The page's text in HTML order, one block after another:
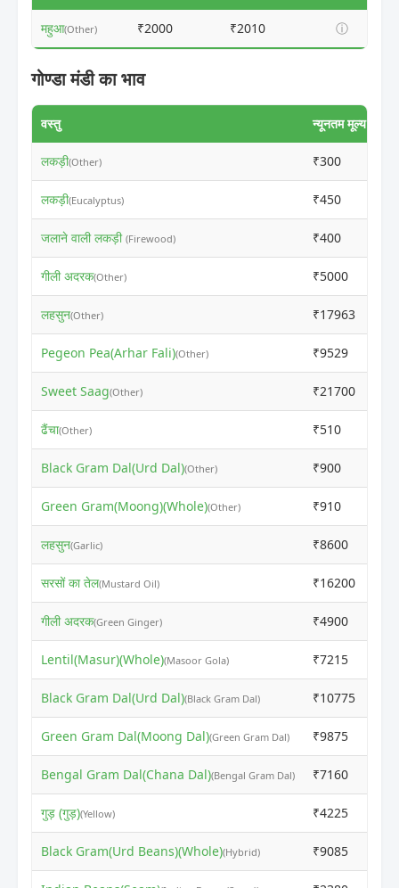
महुआ(Other) ₹2000 ₹2010 ⓘ
गोण्डा मंडी का भाव
वस्तु न्यूनतम मूल्य
लकड़ी(Other) ₹300
लकड़ी(Eucalyptus) ₹450
जलाने वाली लकड़ी (Firewood) ₹400
गीली अदरक(Other) ₹5000
लहसुन(Other) ₹17963
Pegeon Pea(Arhar Fali)(Other) ₹9529
Sweet Saag(Other) ₹21700
ढैंचा(Other) ₹510
Black Gram Dal(Urd Dal)(Other) ₹900
Green Gram(Moong)(Whole)(Other) ₹910
लहसुन(Garlic) ₹8600
सरसों का तेल(Mustard Oil) ₹16200
गीली अदरक(Green Ginger) ₹4900
Lentil(Masur)(Whole)(Masoor Gola) ₹7215
Black Gram Dal(Urd Dal)(Black Gram Dal) ₹10775
Green Gram Dal(Moong Dal)(Green Gram Dal) ₹9875
Bengal Gram Dal(Chana Dal)(Bengal Gram Dal) ₹7160
गुड़ (गुड़)(Yellow) ₹4225
Black Gram(Urd Beans)(Whole)(Hybrid) ₹9085